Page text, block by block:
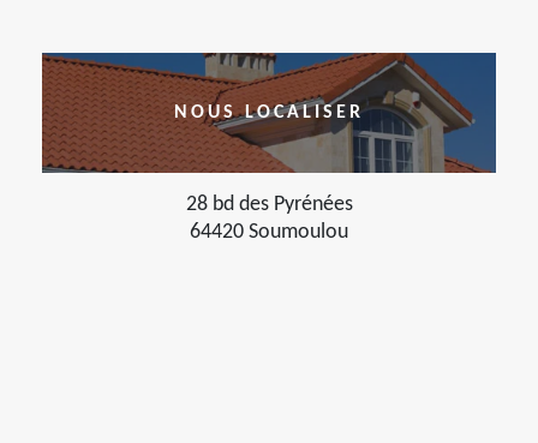
NOUS LOCALISER
28 bd des Pyrénées
64420 Soumoulou